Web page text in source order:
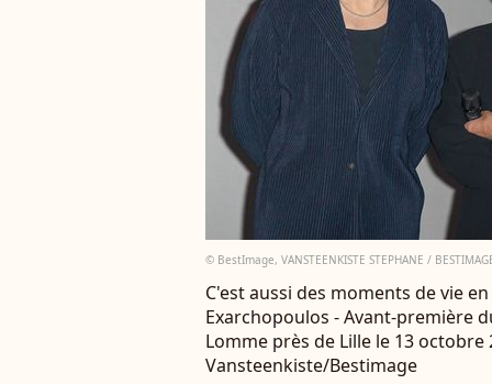
© BestImage, VANSTEENKISTE STEPHANE /
C'est aussi des moments de vie
Exarchopoulos - Avant-première
Lomme près de Lille le 13 octobre
Vansteenkiste/Bestimage